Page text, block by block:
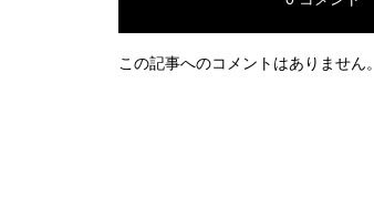
この記事へのコメントはありません。